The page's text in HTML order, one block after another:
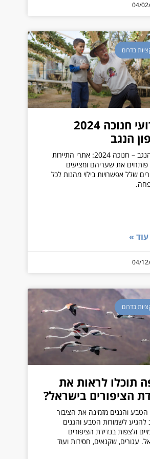
04/
בדרום
אירועי חנוכה 2024
הנגב
צפון הנגב – חנוכה 2024: אתרי התיירות
פותחים את שעריהם ומציעים
שלל אפשרויות בילוי מהנות לכל
»
04/
בדרום
תוכלו לראות את
הציפורים בישראל?
והגנים מזמינה את הציבור
להגיע לשמורות הטבע והגנים
ולצפות בנדידת הציפורים
עגורים, שקנאים, חסידות ועוד